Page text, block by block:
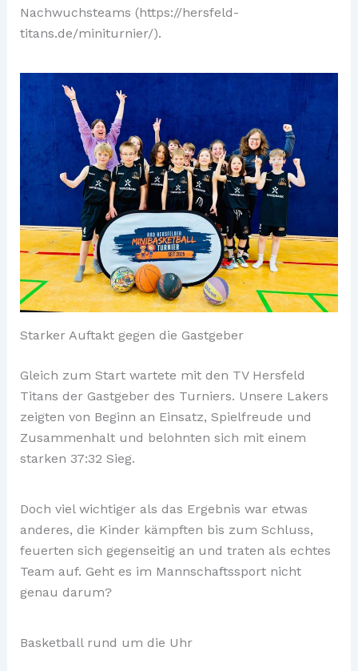
Nachwuchsteams (https://hersfeld-
titans.de/miniturnier/).
Starker Auftakt gegen die Gastgeber
Gleich zum Start wartete mit den TV Hersfeld
Titans der Gastgeber des Turniers. Unsere Lakers
zeigten von Beginn an Einsatz, Spielfreude und
Zusammenhalt und belohnten sich mit einem
starken 37:32 Sieg.
Doch viel wichtiger als das Ergebnis war etwas
anderes, die Kinder kämpften bis zum Schluss,
feuerten sich gegenseitig an und traten als echtes
Team auf. Geht es im Mannschaftssport nicht
genau darum?
Basketball rund um die Uhr